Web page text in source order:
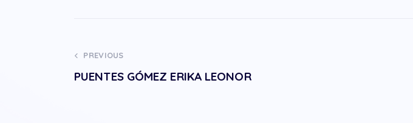
PREVIOUS
PUENTES GÓMEZ ERIKA LEONOR